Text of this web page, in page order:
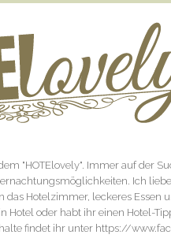
"HOTElovely". Immer auf der
Ich
das Hotelzimmer, leckeres
Hotel oder habt ihr einen Hotel-
findet ihr unter https://